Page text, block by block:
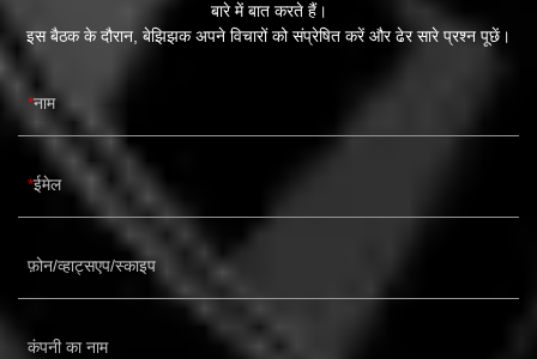
बारे में बात करते हैं।
इस बैठक के दौरान, बेझिझक अपने विचारों को संप्रेषित करें और ढेर सारे प्रश्न पूछें।
नाम
ईमेल
फ़ोन/व्हाट्सएप/स्काइप
कंपनी का नाम